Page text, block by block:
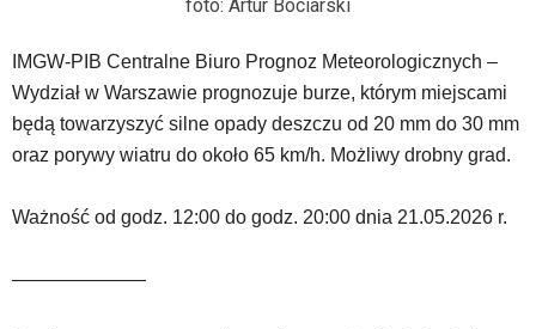
została
wyposażona
skróty
zatem
foto: Artur Bociarski
IMGW-PIB Centralne Biuro Prognoz Meteorologicznych –
Wydział w Warszawie prognozuje burze, którym miejscami
będą towarzyszyć silne opady deszczu od 20 mm do 30 mm
oraz porywy wiatru do około 65 km/h. Możliwy drobny grad.
Ważność od godz. 12:00 do godz. 20:00 dnia 21.05.2026 r.
———————